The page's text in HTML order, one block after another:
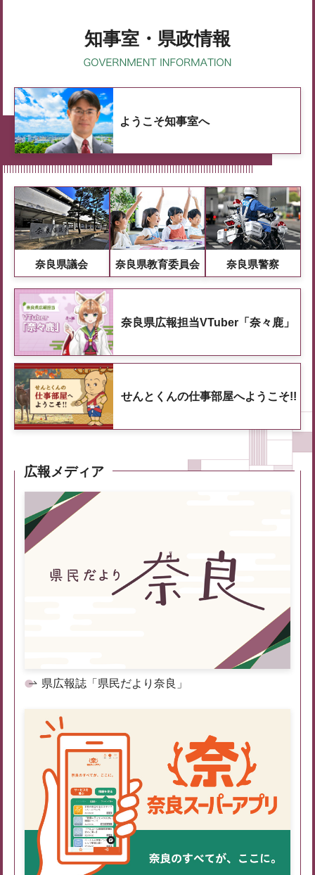
知事室・県政情報
ようこそ知事室へ
奈良県議会 奈良県教育委員会 奈良県警察
奈良県広報担当VTuber「奈々鹿」
せんとくんの仕事部屋へようこそ!!
広報メディア
県広報誌「県民だより奈良」